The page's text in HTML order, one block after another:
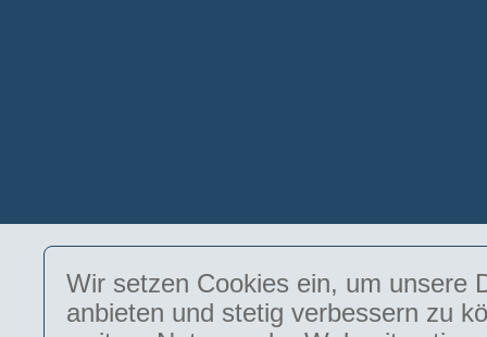
Wir setzen Cookies ein, um unsere
anbieten und stetig verbessern zu